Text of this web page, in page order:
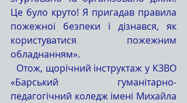
Це було круто! Я пригадав правила
пожежної безпеки і дізнався, як
користуватися пожежним
обладнанням».
«Барський гуманітарно-
педагогічний коледж імені Михайла